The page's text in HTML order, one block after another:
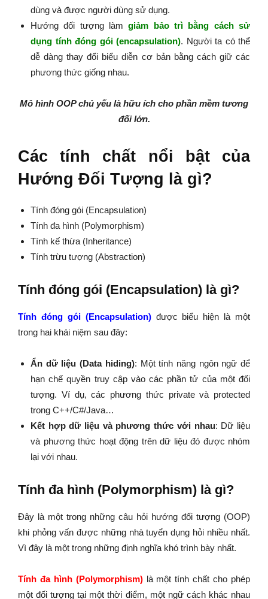
dùng và được người dùng sử dụng.
Hướng đối tượng làmgiảm bảo trì bằng cách sử
dụng tính đóng gói (encapsulation). Người ta có thể
dễ dàng thay đổi biểu diễn cơ bản bằng cách giữ các
phương thức giống nhau.
Mô hình OOP chủ yếu là hữu ích cho phần mềm tương
đối lớn.
Các tính chất nổi bật của
Hướng Đối Tượng là gì?
Tính đóng gói (Encapsulation)
Tính đa hình (Polymorphism)
Tính kế thừa (Inheritance)
Tính trừu tượng (Abstraction)
Tính đóng gói (Encapsulation) là gì?
Tính đóng gói (Encapsulation)được biểu hiện là một
trong hai khái niệm sau đây:
Ẩn dữ liệu (Data hiding): Một tính năng ngôn ngữ để
hạn chế quyền truy cập vào các phần tử của một đối
tượng. Ví dụ, các phương thức private và protected
trong C++/C#/Java…
Kết hợp dữ liệu và phương thức với nhau: Dữ liệu
và phương thức hoạt động trên dữ liệu đó được nhóm
lại với nhau.
Tính đa hình (Polymorphism) là gì?
Đây là một trong những câu hỏi hướng đối tượng (OOP)
khi phỏng vấn được những nhà tuyển dụng hỏi nhiều nhất.
Vì đây là một trong những định nghĩa khó trình bày nhất.
Tính đa hình (Polymorphism)là một tính chất cho phép
một đối tượng tại một thời điểm, một ngữ cách khác nhau